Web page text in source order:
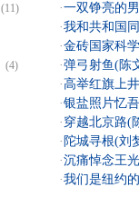
(11) ·一双铮亮的
·我和共和国
·金砖国家科
(4) ·弹弓射鱼(陈
·高举红旗上
·银盐照片忆
· 穿越北京路(
· 陀城寻根(刘
·沉痛悼念王
·我们是纽约